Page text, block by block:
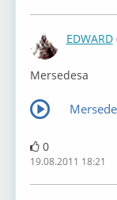
EDWARD
Mersedesa
0
19.08.2011 18:21